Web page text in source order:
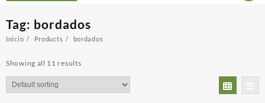
Tag: bordados
Inicio Products bordados
Showing all 11 results